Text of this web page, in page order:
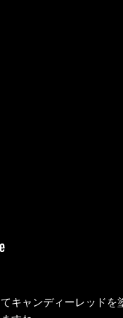
キャンディーレッドを